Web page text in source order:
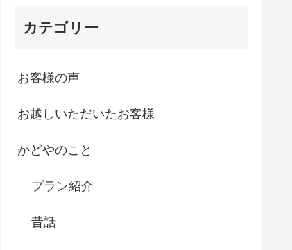
カテゴリー
お客様の声
お越しいただいたお客様
かどやのこと
プラン紹介
昔話